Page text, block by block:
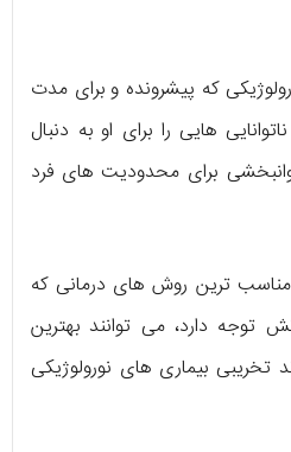
که پیشرونده و برای مدت
هایی را برای او به دنبال
برای محدودیت های فرد
مناسب ترین روش های درمانی که
توجه دارد، می توانند بهترین
تخریبی بیماری های نورولوژیکی